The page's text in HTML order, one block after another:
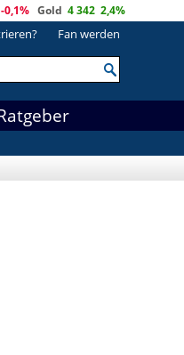
-0,1% Gold 4 342 2,4%
Fan werden